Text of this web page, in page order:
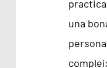
una